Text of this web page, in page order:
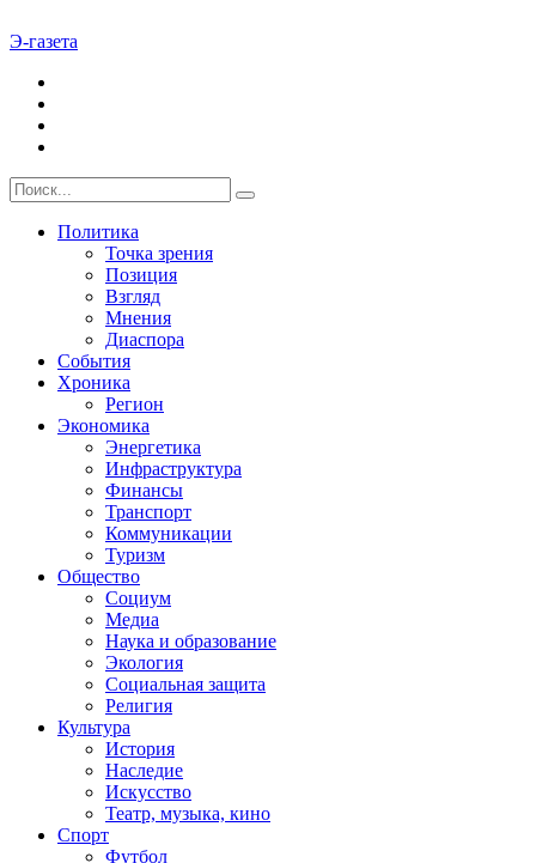
Э-газета
Политика
Точка зрения
Позиция
Взгляд
Мнения
Диаспора
События
Хроника
Регион
Экономика
Энергетика
Инфраструктура
Финансы
Транспорт
Коммуникации
Туризм
Общество
Социум
Медиа
Наука и образование
Экология
Социальная защита
Религия
Культура
История
Наследие
Искусство
Театр, музыка, кино
Спорт
Футбол